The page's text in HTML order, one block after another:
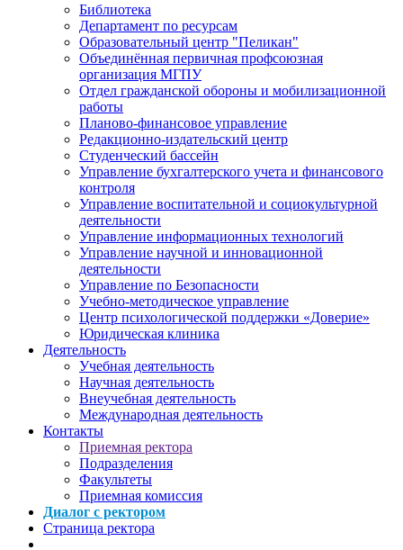
Библиотека
Департамент по ресурсам
Образовательный центр "Пеликан"
Объединённая первичная профсоюзная
организация МГПУ
Отдел гражданской обороны и мобилизационной
работы
Планово-финансовое управление
Редакционно-издательский центр
Студенческий бассейн
Управление бухгалтерского учета и финансового
контроля
Управление воспитательной и социокультурной
деятельности
Управление информационных технологий
Управление научной и инновационной
деятельности
Управление по Безопасности
Учебно-методическое управление
Центр психологической поддержки «Доверие»
Юридическая клиника
Деятельность
Учебная деятельность
Научная деятельность
Внеучебная деятельность
Международная деятельность
Контакты
Приемная ректора
Подразделения
Факультеты
Приемная комиссия
Диалог с ректором
Страница ректора